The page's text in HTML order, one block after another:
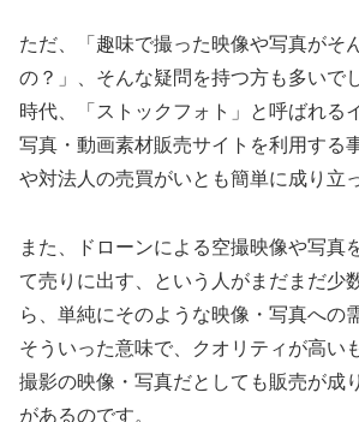
ただ、「趣味で撮った映像や写真がそ
の？」、そんな疑問を持つ方も多いで
時代、「ストックフォト」と呼ばれる
写真・動画素材販売サイトを利用する
や対法人の売買がいとも簡単に成り立
また、ドローンによる空撮映像や写真
て売りに出す、という人がまだまだ少
ら、単純にそのような映像・写真への
そういった意味で、クオリティが高い
撮影の映像・写真だとしても販売が成
があるのです。